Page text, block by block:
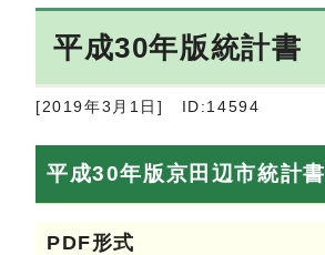
平成30年版統計書
[2019年3月1日] ID:14594
平成30年版京田辺市統計書
PDF形式